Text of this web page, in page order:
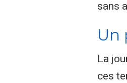
sans
Un
La
ces